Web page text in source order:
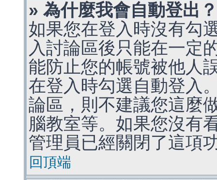
» 為什麼我會自動登出？
如果您在登入時沒有勾
入討論區後只能在一定
能防止您的帳號被他人
在登入時勾選自動登入
論區，則不建議您這麼
腦教室等。如果您沒有
管理員已經關閉了這項
回頂端